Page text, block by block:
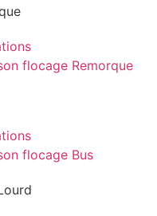
flocage Remorque
flocage Bus